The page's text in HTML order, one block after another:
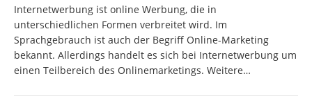
Internetwerbung ist online Werbung, die in
unterschiedlichen Formen verbreitet wird. Im
Sprachgebrauch ist auch der Begriff Online-Marketing
bekannt. Allerdings handelt es sich bei Internetwerbung um
einen Teilbereich des Onlinemarketings. Weitere…